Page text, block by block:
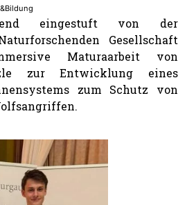
eingestuft von der
Gesellschaft
Maturaarbeit von
zur Entwicklung eines
zum Schutz von